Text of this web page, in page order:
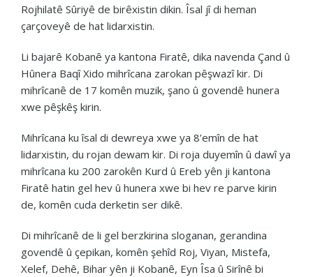
Rojhilatê Sûriyê de birêxistin dikin. Îsal jî di heman
çarçoveyê de hat lidarxistin.
Li bajarê Kobanê ya kantona Firatê, dika navenda Çand û
Hûnera Baqî Xido mihrîcana zarokan pêşwazî kir. Di
mihrîcanê de 17 komên muzik, şano û govendê hunera
xwe pêşkêş kirin.
Mihrîcana ku îsal di dewreya xwe ya 8’emîn de hat
lidarxistin, du rojan dewam kir. Di roja duyemîn û dawî ya
mihrîcana ku 200 zarokên Kurd û Ereb yên ji kantona
Firatê hatin gel hev û hunera xwe bi hev re parve kirin
de, komên cuda derketin ser dikê.
Di mihrîcanê de li gel berzkirina sloganan, gerandina
govendê û çepikan, komên şehîd Roj, Viyan, Mistefa,
Xelef, Dehê, Bihar yên ji Kobanê, Eyn Îsa û Sirînê bi